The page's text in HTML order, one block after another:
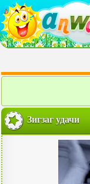
Зигзаг удачи